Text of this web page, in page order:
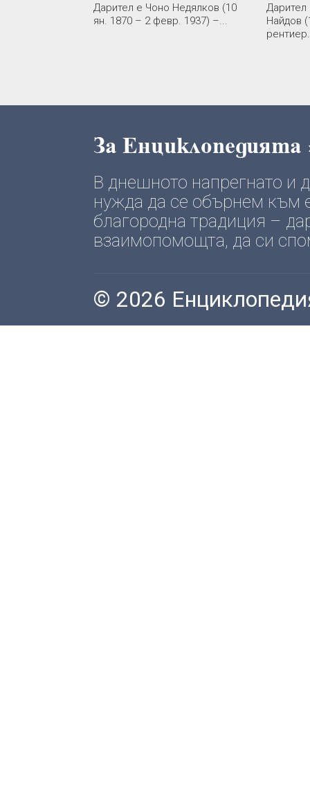
Дарител е Чоно Недялков (10
ян. 1870 – 2 февр. 1937) –...
Найдов
За Енциклопедията
В днешното напрегнато
нужда да се обърнем към
благородна традиция –
взаимопомощта, да си
© 2026